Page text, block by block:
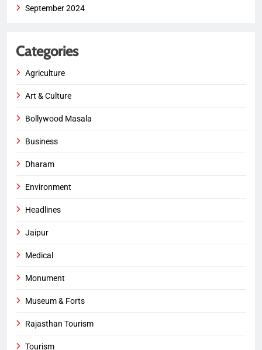
September 2024
Categories
Agriculture
Art & Culture
Bollywood Masala
Business
Dharam
Environment
Headlines
Jaipur
Medical
Monument
Museum & Forts
Rajasthan Tourism
Tourism